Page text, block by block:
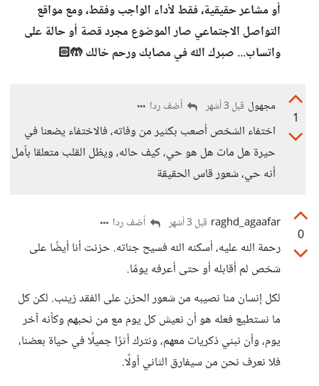
أو مشاعر حقيقية، فقط لأداء الواجب وفقط، ومع مواقع
التواصل الاجتماعي صار الموضوع مجرد قصة أو حالة على
واتساب... صبرك الله في مصابك ورحم خالك 🤲🏻
1
مجهول قبل 3 أشهر أضف ردا
اختفاء الشخص أصعب بكثير من وفاته، فالاختفاء يضعنا في
حيرة هل مات هل هو حي، كيف حاله، ويظل القلب متعلقا بأمل
أنه حي، شعور قاس الحقيقة
0
raghd_agaafar قبل 3 أشهر أضف ردا
رحمة الله عليه، أسكنه الله فسيح جناته. حزنت أنا أيضًا على
شخص لم أقابله أو حتى أعرفه يومًا.
لكل إنسان منا نصيبه من شعور الحزن على الفقد زينب. لكن كل
ما نستطيع فعله هو أن نعيش كل يوم مع من نحبهم وكأنه آخر
يوم، وأن نبني ذكريات معهم، ونترك أثرًا جميلًا في حياة بعضنا،
فلا نعرف نحن من سيفارق الثاني أولًا.